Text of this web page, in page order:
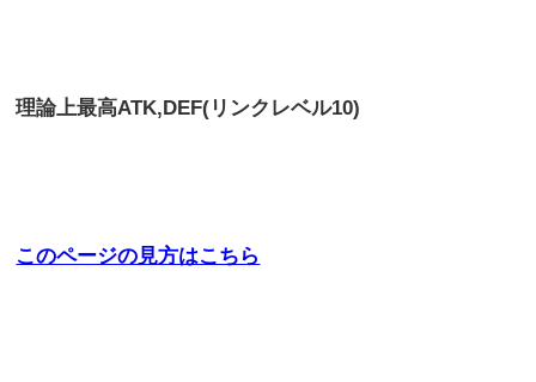
理論上最高ATK,DEF(リンクレベル10)
このページの見方はこちら